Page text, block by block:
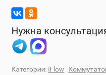
Нужна
Категории: iFlow